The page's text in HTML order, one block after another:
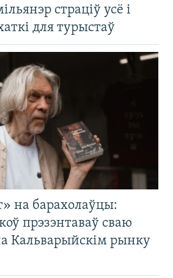
страціў усё і
для турыстаў
на барахолаўцы:
прэзэнтаваў сваю
Кальварыйскім рынку